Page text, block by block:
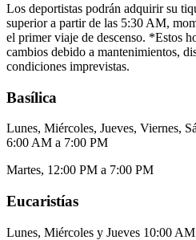
Los deportistas podrán adquirir su
superior a partir de las 5:30 AM,
el primer viaje de descenso. *Estos
cambios debido a mantenimientos,
condiciones imprevistas.
Basílica
Lunes, Miércoles, Jueves, Viernes,
6:00 AM a 7:00 PM
Martes, 12:00 PM a 7:00 PM
Eucaristías
Lunes, Miércoles y Jueves 10:00